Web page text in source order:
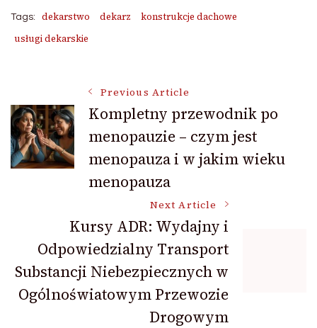
Tags: dekarstwo dekarz
konstrukcje dachowe
usługi dekarskie
Post
Navigation
Previous Article
Kompletny przewodnik po
menopauzie – czym jest
menopauza i w jakim wieku
menopauza
Next Article
Kursy ADR: Wydajny i
Odpowiedzialny Transport
Substancji Niebezpiecznych w
Ogólnoświatowym Przewozie
Drogowym